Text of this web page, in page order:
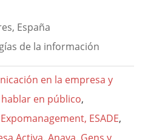
España
de la información
en la empresa y
en público,
ESADE,